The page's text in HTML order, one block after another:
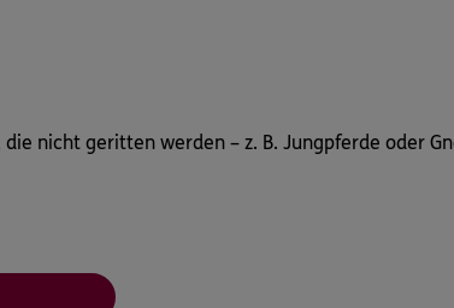
nicht geritten werden – z. B. Jungpferde oder